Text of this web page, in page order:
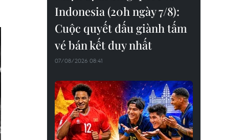
Indonesia (20h ngày 7/8):
Cuộc quyết đấu giành tấm
vé bán kết duy nhất
07/08/2026 08:41